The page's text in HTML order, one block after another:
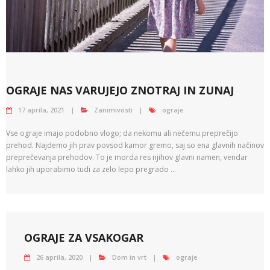
OGRAJE NAS VARUJEJO ZNOTRAJ IN ZUNAJ
17 aprila, 2021 Zanimivosti ograje
Vse ograje imajo podobno vlogo; da nekomu ali nečemu preprečijo
prehod. Najdemo jih prav povsod kamor gremo, saj so ena glavnih načinov
preprečevanja prehodov. To je morda res njihov glavni namen, vendar
lahko jih uporabimo tudi za zelo lepo pregrado …
OGRAJE ZA VSAKOGAR
26 aprila, 2020 Dom in vrt ograje